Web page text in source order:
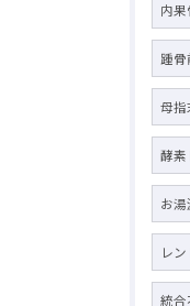
内果
踵
母指
酵素
お
レ
統合